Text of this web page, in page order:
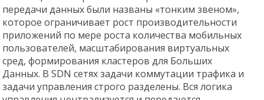
передачи данных были названы «тонким звеном»,
которое ограничивает рост производительности
приложений по мере роста количества мобильных
пользователей, масштабирования виртуальных
сред, формирования кластеров для Больших
Данных. В SDN сетях задачи коммутации трафика и
задачи управления строго разделены. Вся логика